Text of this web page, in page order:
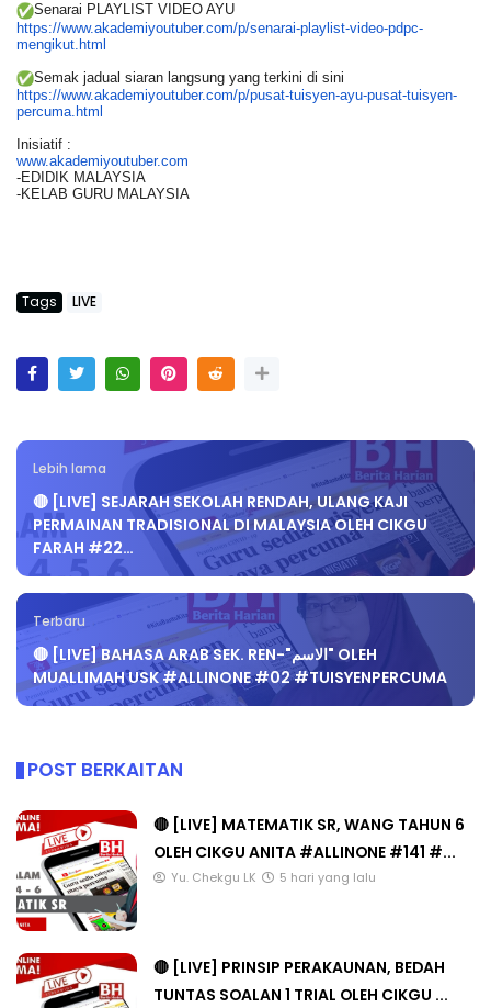
Senarai PLAYLIST VIDEO AYU
https://www.akademiyoutuber.com/p/senarai-playlist-video-pdpc-
mengikut.html
Semak jadual siaran langsung yang terkini di sini
https://www.akademiyoutuber.com/p/pusat-tuisyen-ayu-pusat-tuisyen-
percuma.html
Inisiatif :
www.akademiyoutuber.com
-EDIDIK MALAYSIA
-KELAB GURU MALAYSIA
Tags LIVE
Lebih lama
🔴 [LIVE] SEJARAH SEKOLAH RENDAH, ULANG KAJI
PERMAINAN TRADISIONAL DI MALAYSIA OLEH CIKGU
FARAH #22…
Terbaru
🔴 [LIVE] BAHASA ARAB SEK. REN-"الاسم" OLEH
MUALLIMAH USK #ALLINONE #02 #TUISYENPERCUMA
POST BERKAITAN
🔴 [LIVE] MATEMATIK SR, WANG TAHUN 6
OLEH CIKGU ANITA #ALLINONE #141 #...
Yu. Chekgu LK 5 hari yang lalu
🔴 [LIVE] PRINSIP PERAKAUNAN, BEDAH
TUNTAS SOALAN 1 TRIAL OLEH CIKGU ...